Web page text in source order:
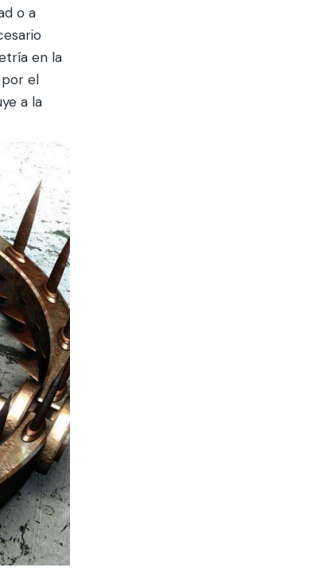
o a
en la
el
a la